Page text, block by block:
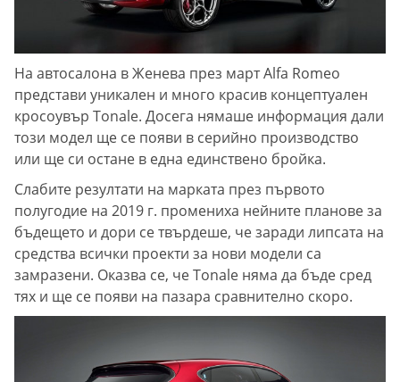
На автосалона в Женева през март Alfa Romeo
представи уникален и много красив концептуален
кросоувър Tonale. Досега нямаше информация дали
този модел ще се появи в серийно производство
или ще си остане в една единствено бройка.
Слабите резултати на марката през първото
полугодие на 2019 г. промениха нейните планове за
бъдещето и дори се твърдеше, че заради липсата на
средства всички проекти за нови модели са
замразени. Оказва се, че Tonale няма да бъде сред
тях и ще се появи на пазара сравнително скоро.